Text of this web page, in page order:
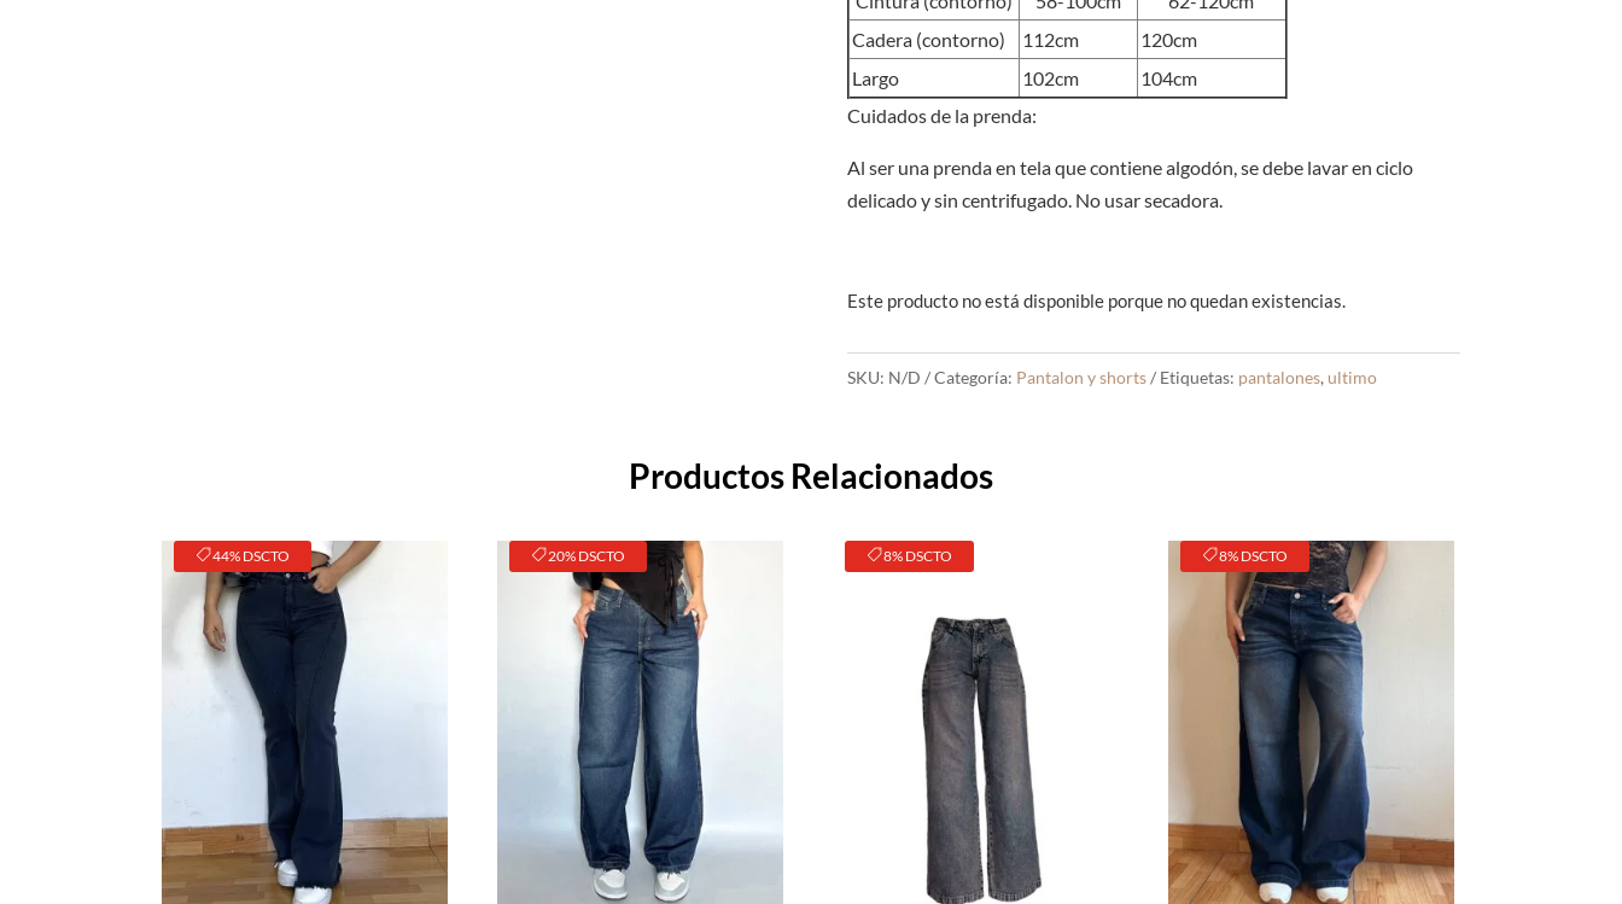
Cadera (contorno)
112cm
120cm
Largo
102cm
104cm
Cuidados de la prenda:
Al ser una prenda en tela que contiene algodón, se debe lavar en ciclo
delicado y sin centrifugado. No usar secadora.
Este producto no está disponible porque no quedan existencias.
SKU: N/D Categoría: Pantalon y shorts Etiquetas: pantalones, ultimo
Productos Relacionados
44% DSCTO 20% DSCTO 8% DSCTO 8% DSCTO